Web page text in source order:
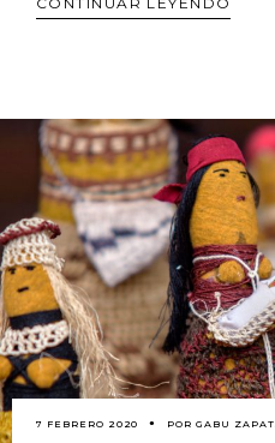
7 FEBRERO 2020 PORGABU